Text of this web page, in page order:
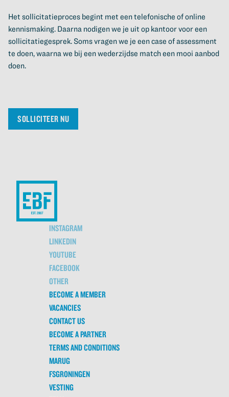
Het sollicitatieproces begint met een telefonische of online
kennismaking. Daarna nodigen we je uit op kantoor voor een
sollicitatiegesprek. Soms vragen we je een case of assessment
te doen, waarna we bij een wederzijdse match een mooi aanbod
doen.
SOLLICITEER NU
INSTAGRAM
LINKEDIN
YOUTUBE
FACEBOOK
OTHER
BECOME A MEMBER
VACANCIES
CONTACT US
BECOME A PARTNER
TERMS AND CONDITIONS
MARUG
FSGRONINGEN
VESTING